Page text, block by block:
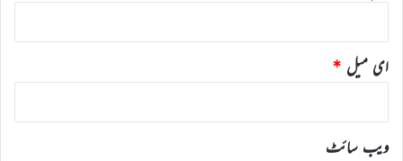
ای میل *
ویب‌ سائٹ